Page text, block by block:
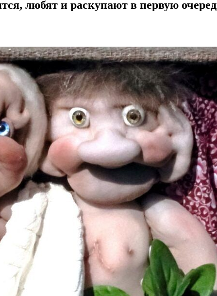
любят и раскупают в первую